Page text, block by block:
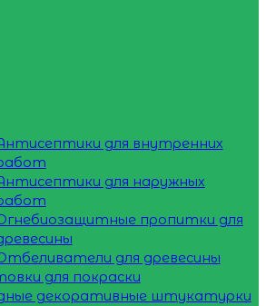
для внутренних
для наружных
пропитки для
для древесины
для покраски
декоративные штукатурки